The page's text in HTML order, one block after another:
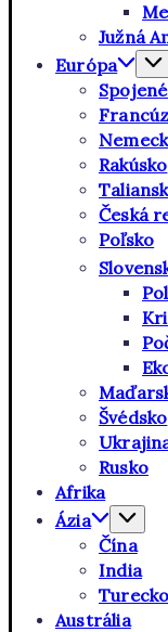
Južná
Európa
Rakúsko
Česká
Poľsko
Švédsko
Rusko
Afrika
Ázia
Čína
India
Turecko
Austrália